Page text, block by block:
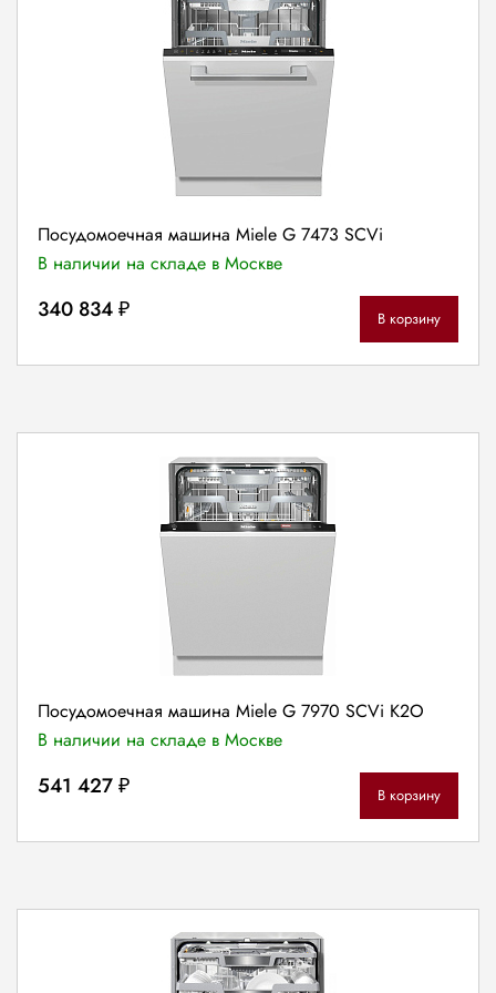
Посудомоечная машина Miele G 7473 SCVi
В наличии на складе в Москве
340 834 ₽ В корзину
Посудомоечная машина Miele G 7970 SCVi K2O
В наличии на складе в Москве
541 427 ₽ В корзину